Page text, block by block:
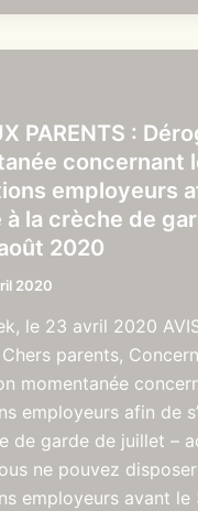
PARENTS :
concernant
employeurs
à la crèche de
2020
2020
le 23 avril 2020
Chers parents,
momentanée
employeurs afin de
de garde de juillet –
ne pouvez
employeurs avant le